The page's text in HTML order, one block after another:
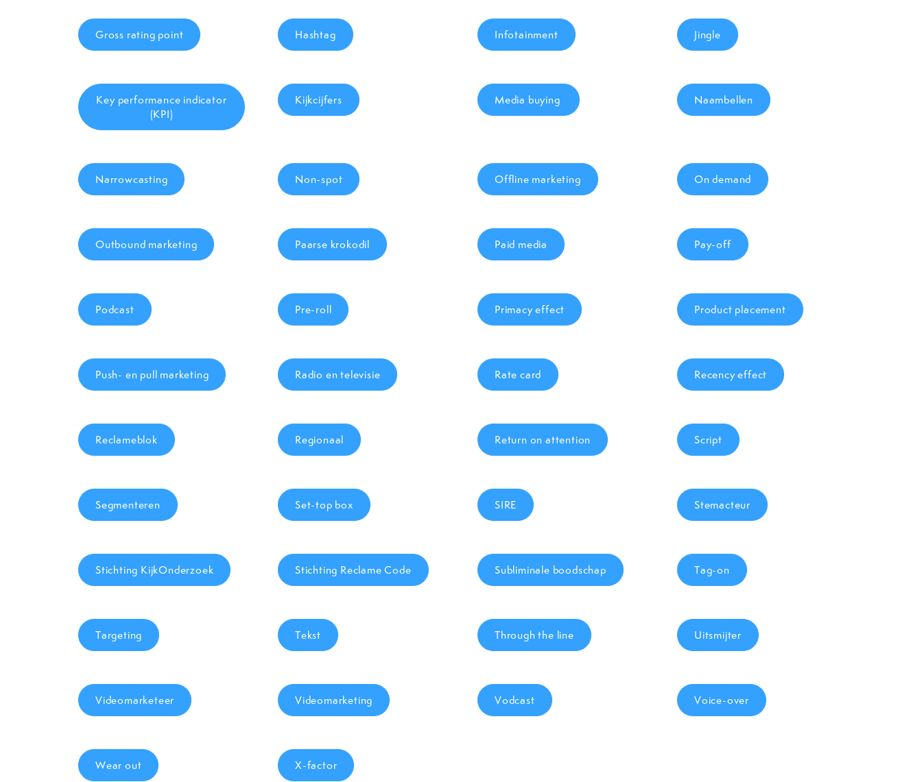
Gross rating point Hashtag Infotainment Jingle
Key performance indicator
(KPI)
Kijkcijfers Media buying Naambellen
Narrowcasting Non-spot Offline marketing On demand
Outbound marketing Paarse krokodil Paid media Pay-off
Podcast Pre-roll Primacy effect Product placement
Push- en pull marketing Radio en televisie Rate card Recency effect
Reclameblok Regionaal Return on attention Script
Segmenteren Set-top box SIRE Stemacteur
Stichting KijkOnderzoek Stichting Reclame Code Subliminale boodschap Tag-on
Targeting Tekst Through the line Uitsmijter
Videomarketeer Videomarketing Vodcast Voice-over
Wear out X-factor